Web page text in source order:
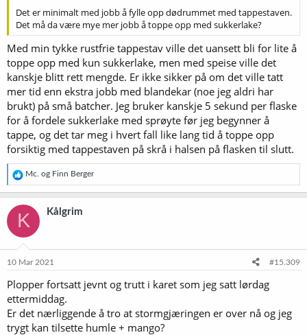
Det er minimalt med jobb å fylle opp dødrummet med tappestaven.
Det må da være mye mer jobb å toppe opp med sukkerlake?
Med min tykke rustfrie tappestav ville det uansett bli for lite å
toppe opp med kun sukkerlake, men med speise ville det
kanskje blitt rett mengde. Er ikke sikker på om det ville tatt
mer tid enn ekstra jobb med blandekar (noe jeg aldri har
brukt) på små batcher. Jeg bruker kanskje 5 sekund per flaske
for å fordele sukkerlake med sprøyte før jeg begynner å
tappe, og det tar meg i hvert fall like lang tid å toppe opp
forsiktig med tappestaven på skrå i halsen på flasken til slutt.
R
e
a
k
s
j
o
e
:
Mc. og Finn Berger
K Kålgrim
10 Mar 2021 #15.309
Plopper fortsatt jevnt og trutt i karet som jeg satt lørdag
ettermiddag.
Er det nærliggende å tro at stormgjæringen er over nå og jeg
trygt kan tilsette humle + mango?